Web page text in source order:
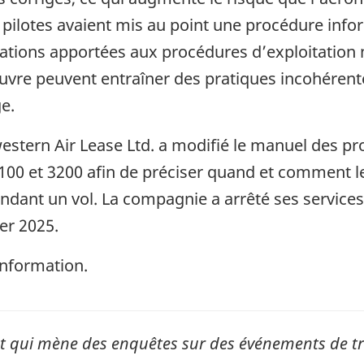
avaient mis au point une procédure
apportées aux procédures
peuvent entraîner des pratiques
Air Lease Ltd. a modifié le manuel des
et 3200 afin de préciser quand et comment
un vol. La compagnie a arrêté ses
2025.
mène des enquêtes sur des événements de